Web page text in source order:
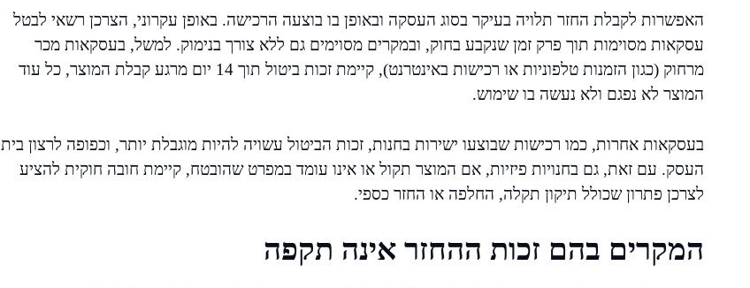
האפשרות לקבלת החזר תלויה בעיקר בסוג העסקה ובאופן בו בוצעה הרכישה. באופן עקרוני, הצרכן רשאי לבטל
עסקאות מסוימות תוך פרק זמן שנקבע בחוק, ובמקרים מסוימים גם ללא צורך בנימוק. למשל, בעסקאות מכר
מרחוק (כגון הזמנות טלפוניות או רכישות באינטרנט), קיימת זכות ביטול תוך 14 יום מרגע קבלת המוצר, כל עוד
המוצר לא נפגם ולא נעשה בו שימוש.
בעסקאות אחרות, כמו רכישות שבוצעו ישירות בחנות, זכות הביטול עשויה להיות מוגבלת יותר, וכפופה לרצון בית
העסק. עם זאת, גם בחנויות פיזיות, אם המוצר תקול או אינו עומד במפרט שהובטח, קיימת חובה חוקית להציע
לצרכן פתרון שכולל תיקון תקלה, החלפה או החזר כספי.
המקרים בהם זכות ההחזר אינה תקפה